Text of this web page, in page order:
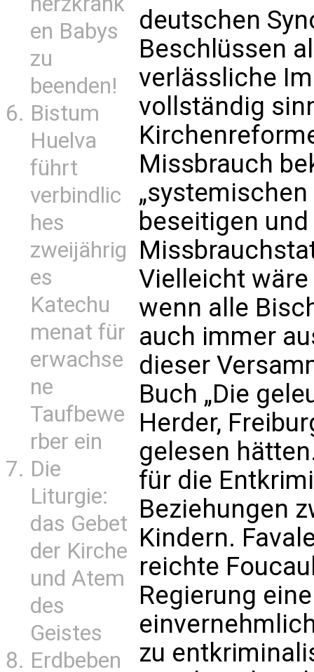
en Babys
zu
beenden!
Bistum
Huelva
führt
verbindlic
hes
zweijährig
es
Katechu
menat für
erwachse
ne
Taufbewe
rber ein
Die
Liturgie:
das Gebet
der Kirche
und Atem
des
Geistes
Erdbeben
deutschen
Beschlüssen
verlässliche
vollständig
Missbrauch
beseitigen
Vielleicht
wenn alle
auch immer
dieser
Buch „Die
Herder,
gelesen
für die
Beziehungen
Kindern.
reichte
Regierung
zu